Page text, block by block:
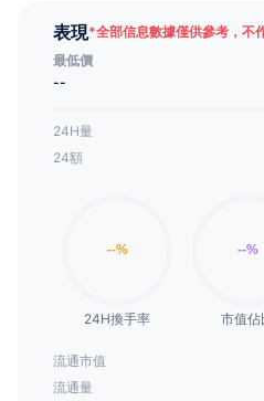
表現*全部信息數據僅供參考，不
最低價
--
24H量
24額
24H換手率 市值佔
流通市值
流通量